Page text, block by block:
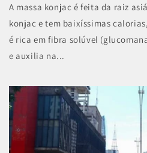
A massa konjac é feita da raiz
konjac e tem baixíssimas
é rica em fibra solúvel
e auxilia na...